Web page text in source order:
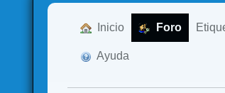
Inicio Foro
Ayuda